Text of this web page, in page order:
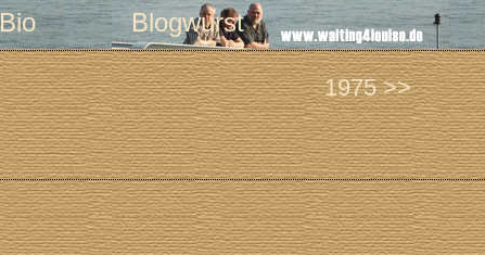
Bio Blogwurst
1975 >>